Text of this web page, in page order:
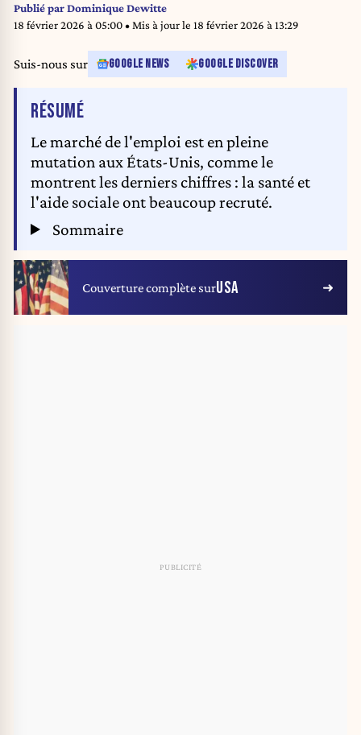
Publié parDominique Dewitte
18 février 2026 à 05:00• Mis à jour le 18 février 2026 à 13:29
Suis-nous sur GOOGLE NEWS GOOGLE DISCOVER
RÉSUMÉDE L'ARTICLE
Le marché de l'emploi est en pleine
mutation aux États-Unis, comme le
montrent les derniers chiffres : la santé et
l'aide sociale ont beaucoup recruté.
Sommaire
Couverture complète surUSA